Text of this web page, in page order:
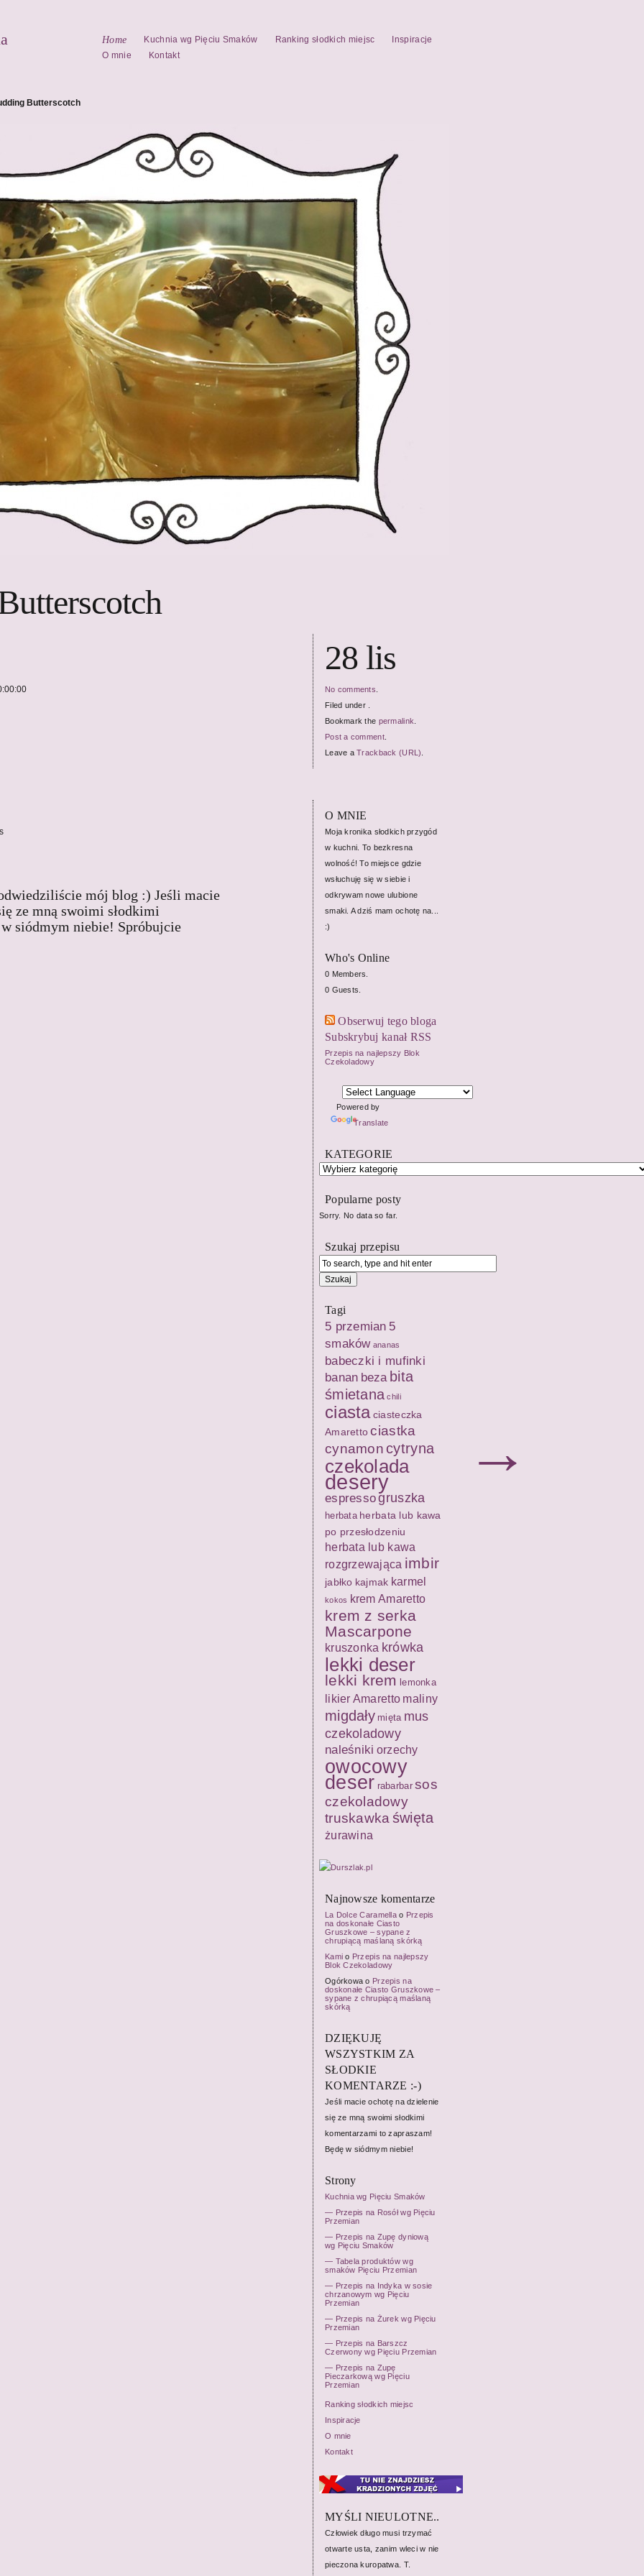
Home Kuchnia wg Pięciu Smaków Ranking słodkich miejsc
Inspiracje
O mnie
Kontakt
Butterscotch
→
28 lis
No comments
Filed under .
Bookmark the permalink
Post a comment.
Leave aTrackback (URL)
mój blog :) Jeśli macie
ze mną swoimi słodkimi
siódmym niebie! Spróbujcie
O MNIE
Moja kronika słodkich przygód
w kuchni. To bezkresna
wolność! To miejsce gdzie
wsłuchuję się w siebie i
odkrywam nowe ulubione
smaki. A dziś mam ochotę na...
:)
Who's Online
0 Members.
0 Guests.
Obserwuj tego bloga
Subskrybuj kanał RSS
Przepis na najlepszy Blok
Czekoladowy
Powered by
Translate
KATEGORIE
Popularne posty
Sorry. No data so far.
Szukaj przepisu
Tagi
5 przemian 5
smaków ananas
babeczki i mufinki
banan beza bita
śmietana chili
ciasta ciasteczka
Amaretto ciastka
cynamon cytryna
czekolada
desery
espressogruszka
herbata herbata lub kawa
po przesłodzeniu
herbata lub kawa
rozgrzewająca imbir
jabłko kajmak karmel
kokos krem Amaretto
krem z serka
Mascarpone
kruszonka krówka
lekki deser
lekki krem lemonka
likier Amaretto maliny
migdały mięta mus
czekoladowy
naleśniki orzechy
owocowy
deser rabarbar sos
czekoladowy
truskawka święta
żurawina
Najnowsze komentarze
La Dolce Caramellao Przepis
na doskonałe Ciasto
Gruszkowe – sypane z
chrupiącą maślaną skórką
Kami o Przepis na najlepszy
Blok Czekoladowy
Ogórkowa o Przepis na
doskonałe Ciasto Gruszkowe –
sypane z chrupiącą maślaną
skórką
DZIĘKUJĘ
WSZYSTKIM ZA
SŁODKIE
KOMENTARZE :-)
Jeśli macie ochotę na dzielenie
się ze mną swoimi słodkimi
komentarzami to zapraszam!
Będę w siódmym niebie!
Strony
Kuchnia wg Pięciu Smaków
Przepis na Rosół wg Pięciu
Przemian
Przepis na Zupę dyniową
wg Pięciu Smaków
Tabela produktów wg
smaków Pięciu Przemian
Przepis na Indyka w sosie
chrzanowym wg Pięciu
Przemian
Przepis na Żurek wg Pięciu
Przemian
Przepis na Barszcz
Czerwony wg Pięciu Przemian
Przepis na Zupę
Pieczarkową wg Pięciu
Przemian
Ranking słodkich miejsc
Inspiracje
O mnie
Kontakt
MYŚLI NIEULOTNE..
Człowiek długo musi trzymać
otwarte usta, zanim wleci w nie
pieczona kuropatwa. T.